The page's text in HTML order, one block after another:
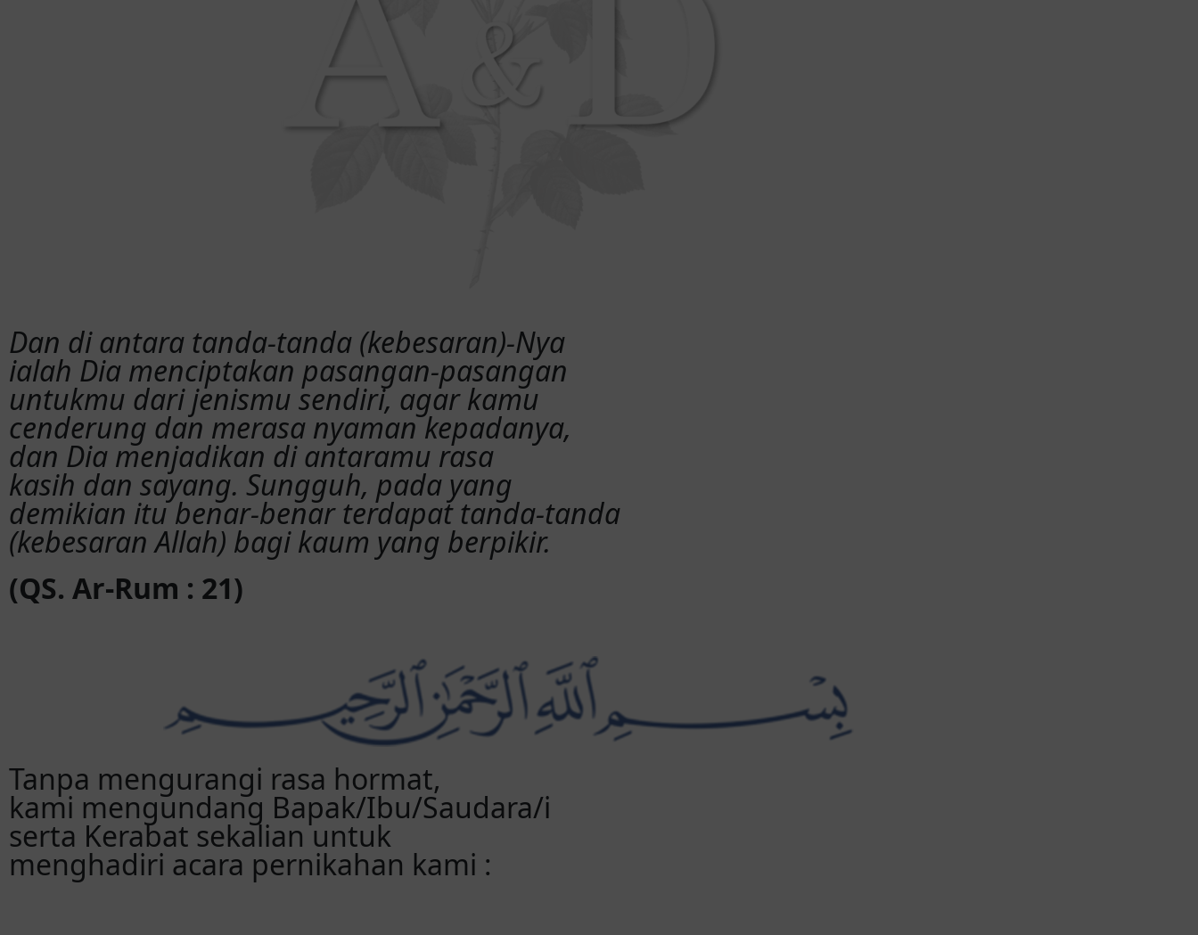
Dan di antara tanda-tanda (kebesaran)-Nya
ialah Dia menciptakan pasangan-pasangan
untukmu dari jenismu sendiri, agar kamu
cenderung dan merasa nyaman kepadanya,
dan Dia menjadikan di antaramu rasa
kasih dan sayang. Sungguh, pada yang
demikian itu benar-benar terdapat tanda-tanda
(kebesaran Allah) bagi kaum yang berpikir.
(QS. Ar-Rum : 21)
Tanpa mengurangi rasa hormat,
kami mengundang Bapak/Ibu/Saudara/i
serta Kerabat sekalian untuk
menghadiri acara pernikahan kami :